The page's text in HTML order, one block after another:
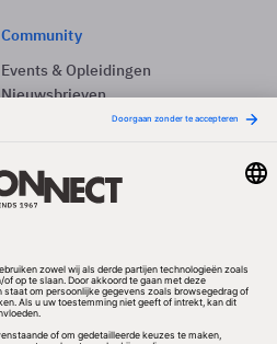
Community
Events & Opleidingen
Nieuwsbrieven